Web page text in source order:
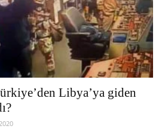
Libya’ya giden